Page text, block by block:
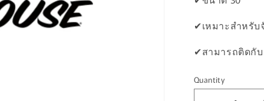
✔เหมาะสำหรั
✔สามารถติดกั
Quantity
Quantity